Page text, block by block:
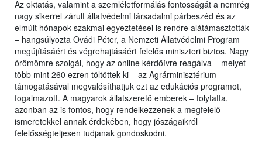
Az oktatás, valamint a szemléletformálás fontosságát a nemrég
nagy sikerrel zárult állatvédelmi társadalmi párbeszéd és az
elmúlt hónapok szakmai egyeztetései is rendre alátámasztották
– hangsúlyozta Ovádi Péter, a Nemzeti Állatvédelmi Program
megújításáért és végrehajtásáért felelős miniszteri biztos. Nagy
örömömre szolgál, hogy az online kérdőívre reagálva – melyet
több mint 260 ezren töltöttek ki – az Agrárminisztérium
támogatásával megvalósíthatjuk ezt az edukációs programot,
fogalmazott. A magyarok állatszerető emberek – folytatta,
azonban az is fontos, hogy rendelkezzenek a megfelelő
ismeretekkel annak érdekében, hogy jószágaikról
felelősségteljesen tudjanak gondoskodni.